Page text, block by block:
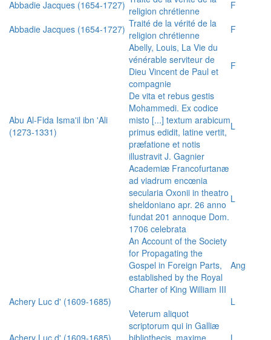
Abbadie Jacques (1654-1727) religion chrétienne
F
Abbadie Jacques (1654-1727) Traité de la vérité de la
religion chrétienne
F
Abelly, Louis, La Vie du
vénérable serviteur de
Dieu Vincent de Paul et
compagnie
F
Abu Al-Fida Isma'il ibn 'Ali
(1273-1331)
De vita et rebus gestis
Mohammedi. Ex codice
misto [...] textum arabicum
primus edidit, latine vertit,
præfatione et notis
illustravit J. Gagnier
L
Academiæ Francofurtanæ
ad viadrum encœnia
secularia Oxonii in theatro
sheldoniano apr. 26 anno
fundat 201 annoque Dom.
1706 celebrata
L
An Account of the Society
for Propagating the
Gospel in Foreign Parts,
established by the Royal
Charter of King William III
Ang
Achery Luc d' (1609-1685) L
Achery Luc d' (1609-1685)
Veterum aliquot
scriptorum qui in Galliæ
bibliothecis, maxime
L